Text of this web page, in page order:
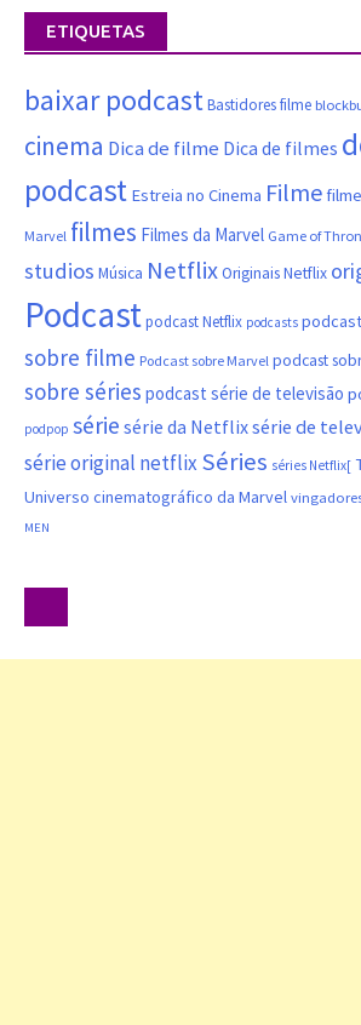
ETIQUETAS
baixar podcastBastidores filme
cinema Dica de filme Dica de filmes
podcast Estreia no Cinema Filme
Marvel filmes Filmes da Marvel Game of
studios Música NetflixOriginais Netflix
Podcastpodcast Netflix podcasts
sobre filme Podcast sobre Marvel podcast
sobre séries podcast série de televisão
podpop série série da Netflixsérie de
série original netflix Séries séries Netflix[
Universo cinematográfico da Marvel
MEN